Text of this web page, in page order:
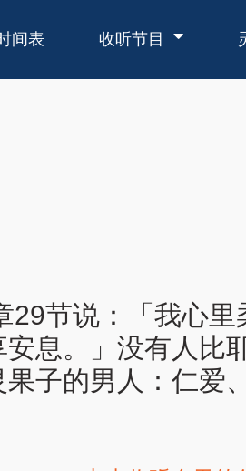
间表 收听节目
29节说：「我心
息。」没有人比
子的男人：仁爱